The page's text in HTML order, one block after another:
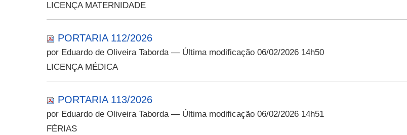
LICENÇA MATERNIDADE
PORTARIA 112/2026
por Eduardo de Oliveira Taborda — Última modificação 06/02/2026 14h50
LICENÇA MÉDICA
PORTARIA 113/2026
por Eduardo de Oliveira Taborda — Última modificação 06/02/2026 14h51
FÉRIAS